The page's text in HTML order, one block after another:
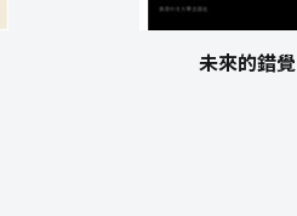
未來的錯覺